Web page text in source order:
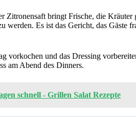
Zitronensaft bringt Frische, die Kräuter
werden. Es ist das Gericht, das Gäste
vorkochen und das Dressing
am Abend des Dinners.
schnell - Grillen Salat Rezepte